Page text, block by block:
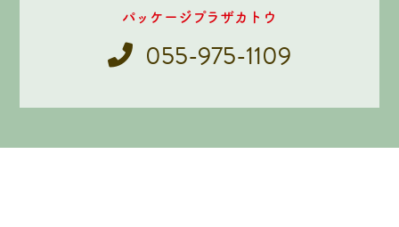
パッケージプラザカトウ
055-975-1109